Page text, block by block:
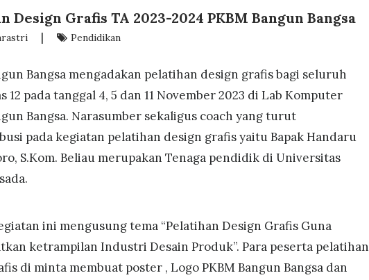
Design Grafis TA 2023-2024 PKBM Bangun Bangsa
| Pendidikan
Bangsa mengadakan pelatihan design grafis bagi seluruh
12 pada tanggal 4, 5 dan 11 November 2023 di Lab Komputer
Bangsa. Narasumber sekaligus coach yang turut
pada kegiatan pelatihan design grafis yaitu Bapak Handaru
S.Kom. Beliau merupakan Tenaga pendidik di Universitas
ini mengusung tema “Pelatihan Design Grafis Guna
ketrampilan Industri Desain Produk”. Para peserta pelatihan
di minta membuat poster , Logo PKBM Bangun Bangsa dan